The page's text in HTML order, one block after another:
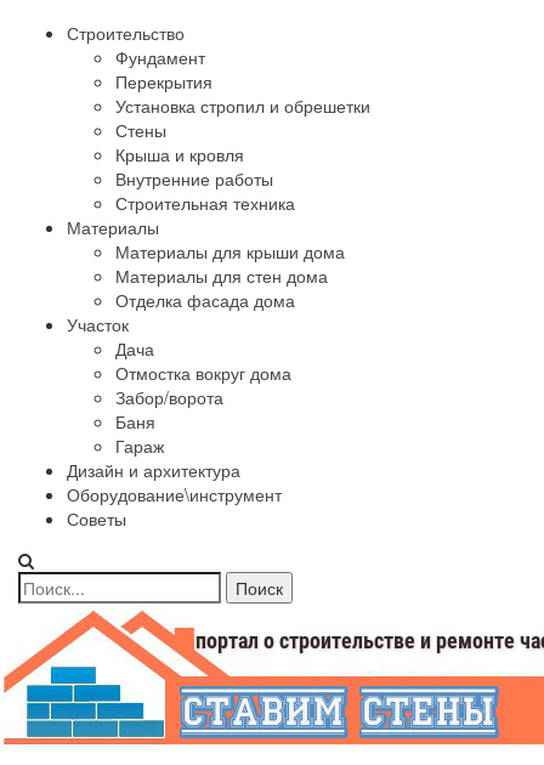
Строительство
Фундамент
Перекрытия
Установка стропил и обрешетки
Стены
Крыша и кровля
Внутренние работы
Строительная техника
Материалы
Материалы для крыши дома
Материалы для стен дома
Отделка фасада дома
Участок
Дача
Отмостка вокруг дома
Забор/ворота
Баня
Гараж
Дизайн и архитектура
Оборудование\инструмент
Советы